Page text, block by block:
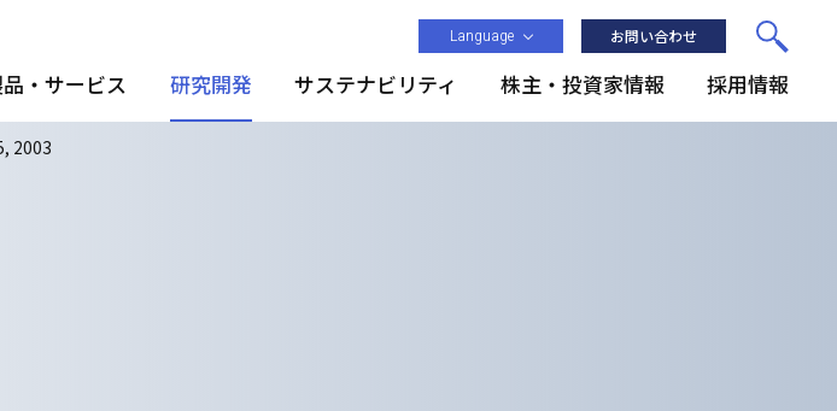
Language お問い合わせ
・サービス 研究開発 サステナビリティ 株主・投資家情報 採用情報
2003